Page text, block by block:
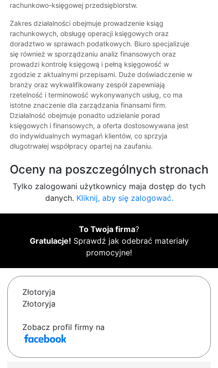
rachunkowo-księgowej przedsiębiorstw.
Zakres działalności obejmuje prowadzenie ksiąg
rachunkowych, obsługę operacji księgowych oraz
doradztwo w sprawach podatkowych. Biuro specjalizuje
się również w sporządzaniu analiz finansowych oraz
prowadzi kontrolę księgową i pełną księgowość w
zgodzie z aktualnymi przepisami. Duże doświadczenie w
branży oraz wykwalifikowany zespół zapewniają
rzetelność i terminowość wykonywanych usług, co ma
istotne znaczenie dla zarządzania finansami firm.
Działalność obejmuje ponadto udzielanie porad
księgowych i finansowych, a oferta dostosowywana jest
do indywidualnych wymagań klientów, co sprzyja
długotrwałej współpracy opartej na zaufaniu.
Oceny na poszczególnych stronach
Tylko zalogowani użytkownicy maja dostęp do tych
danych. Kliknij, aby się zalogować.
To Twoja firma?
Gratulacje! Sprawdź jak odebrać materiały
promocyjne!
Złotoryja
Złotoryja
Zobacz profil firmy na